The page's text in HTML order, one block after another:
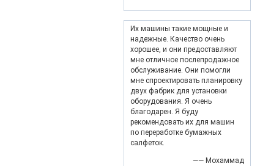
Их машины такие мощные и
надежные. Качество очень
хорошее, и они предоставляют
мне отличное послепродажное
обслуживание. Они помогли
мне спроектировать планировку
двух фабрик для установки
оборудования. Я очень
благодарен. Я буду
рекомендовать их для машин
по переработке бумажных
салфеток.
—— Мохаммад